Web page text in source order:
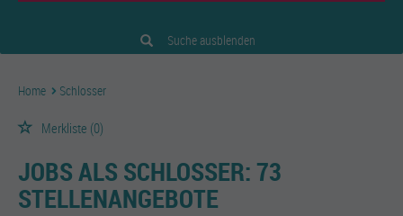
Suche ausblenden
Home Schlosser
Merkliste (0)
JOBS ALS SCHLOSSER: 73
STELLENANGEBOTE